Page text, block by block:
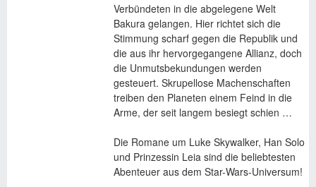
Verbündeten in die abgelegene Welt
Bakura gelangen. Hier richtet sich die
Stimmung scharf gegen die Republik und
die aus ihr hervorgegangene Allianz, doch
die Unmutsbekundungen werden
gesteuert. Skrupellose Machenschaften
treiben den Planeten einem Feind in die
Arme, der seit langem besiegt schien …
Die Romane um Luke Skywalker, Han Solo
und Prinzessin Leia sind die beliebtesten
Abenteuer aus dem Star-Wars-Universum!